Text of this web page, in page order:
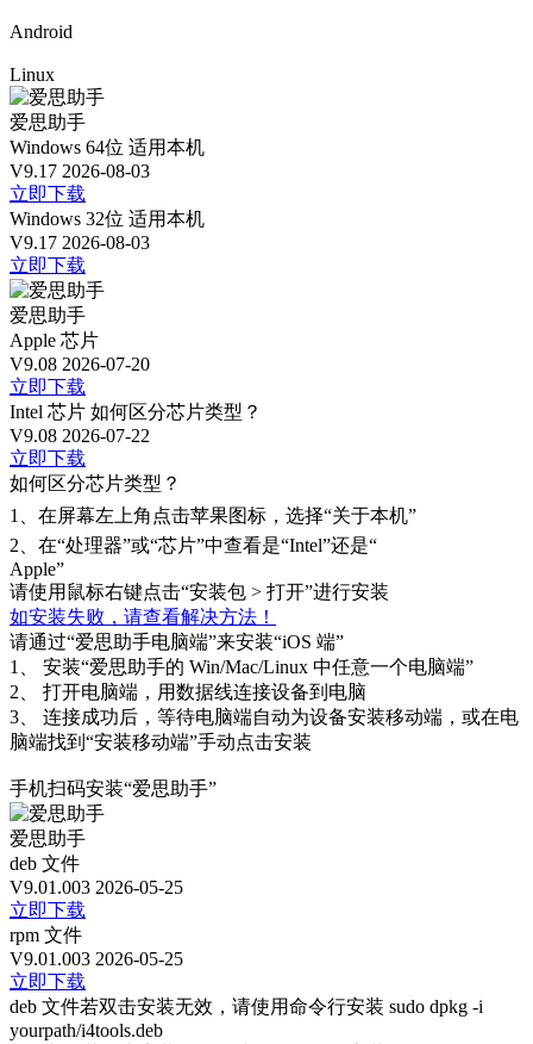
Android
Linux
爱思助手
Windows 64位 适用本机
V9.17 2026-08-03
立即下载
Windows 32位 适用本机
V9.17 2026-08-03
立即下载
爱思助手
Apple 芯片
V9.08 2026-07-20
立即下载
Intel 芯片 如何区分芯片类型？
V9.08 2026-07-22
立即下载
如何区分芯片类型？
1、 在屏幕左上角点击苹果图标，选择“关于本机”
2、 在“处理器”或“芯片”中查看是“Intel”还是“
Apple”
请使用鼠标右键点击“安装包 > 打开”进行安装
如安装失败，请查看解决方法！
请通过“爱思助手电脑端”来安装“iOS 端”
1、
安装“爱思助手的 Win/Mac/Linux 中任意一个电脑端”
2、
打开电脑端，用数据线连接设备到电脑
3、
连接成功后，等待电脑端自动为设备安装移动端，或在电
脑端找到“安装移动端”手动点击安装
手机扫码安装“爱思助手”
爱思助手
deb 文件
V9.01.003 2026-05-25
立即下载
rpm 文件
V9.01.003 2026-05-25
立即下载
deb 文件若双击安装无效，请使用命令行安装 sudo dpkg -i
yourpath/i4tools.deb